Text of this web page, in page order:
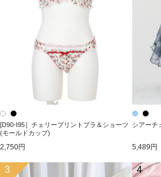
[D90-I95］チェリープリントブラ＆ショーツ
(モールドカップ)
2,750円
シアーチ
5,489円
3 4